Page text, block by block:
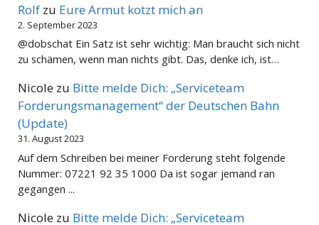
Rolf zu Eure Armut kotzt mich an
2. September 2023
@dobschat Ein Satz ist sehr wichtig: Man braucht sich nicht
zu schämen, wenn man nichts gibt. Das, denke ich, ist…
Nicole zu Bitte melde Dich: „Serviceteam
Forderungsmanagement“ der Deutschen Bahn
(Update)
31. August 2023
Auf dem Schreiben bei meiner Forderung steht folgende
Nummer: 07221 92 35 1000 Da ist sogar jemand ran
gegangen ...
Nicole zu Bitte melde Dich: „Serviceteam